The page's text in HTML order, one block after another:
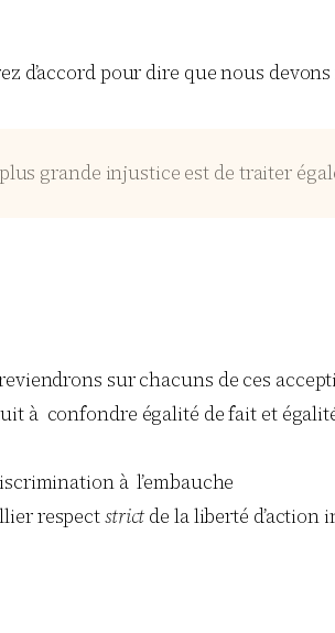
d’accord pour dire que nous
grande injustice est de traiter
sur chacuns de ces
à confondre égalité de fait et
à l’embauche
respectstrict de la liberté d’action